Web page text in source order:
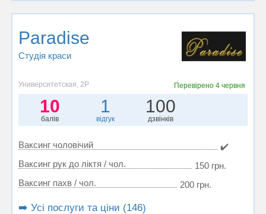
Paradise
Студія краси
Университетская, 2Р Перевірено 4 червня
10
балів
1
відгук
100
дзвінків
Ваксинг чоловічий
✔️
Ваксинг рук до ліктя / чол.
150 грн.
Ваксинг пахв / чол.
200 грн.
➡️ Усі послуги та ціни (146)